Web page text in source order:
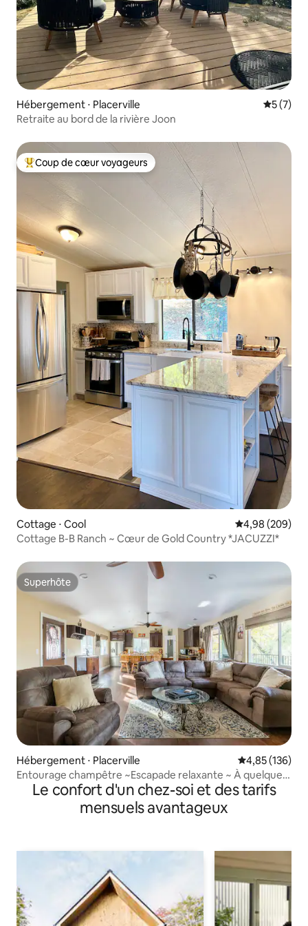
Hébergement ⋅ Placerville
5 (7)
Retraite au bord de la rivière Joon
Coups de cœur voyageurs les plus appréciés
Coup de cœur voyageurs
Cottage ⋅ Cool Évaluation
4,98 (209)
Cottage B-B Ranch ~ Cœur de Gold Country *JACUZZI*
Superhôte
Superhôte
Hébergement ⋅ Placerville Évaluation
4,85 (136)
Entourage champêtre ~Escapade relaxante ~ À quelques
minutes de l'AUTOROUTE 50
Le confort d'un chez-soi et des tarifs
mensuels avantageux